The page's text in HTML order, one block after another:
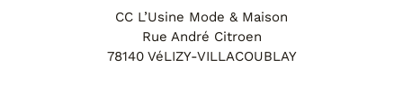
CC L’Usine Mode & Maison
Rue André Citroen
78140 VéLIZY-VILLACOUBLAY